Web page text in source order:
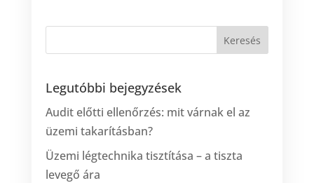
Legutóbbi bejegyzések
Audit előtti ellenőrzés: mit várnak el az
üzemi takarításban?
Üzemi légtechnika tisztítása – a tiszta
levegő ára